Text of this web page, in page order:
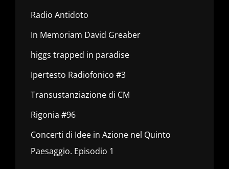
Radio Antidoto
In Memoriam David Greaber
higgs trapped in paradise
Ipertesto Radiofonico #3
Transustanziazione di CM
Rigonia #96
Concerti di Idee in Azione nel Quinto
Paesaggio. Episodio 1